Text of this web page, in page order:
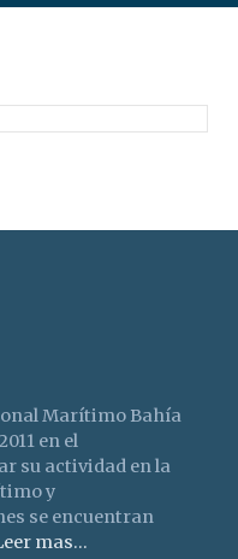
Marítimo Bahía
en el
su actividad en la
y
se encuentran
mas...